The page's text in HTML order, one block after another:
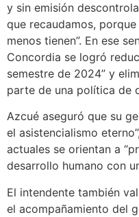
y sin emisión
que recaudamos,
menos tienen”. En ese
Concordia se logró
semestre de 2024” y
parte de una política de
Azcué aseguró que su
el asistencialismo
actuales se orientan a
desarrollo humano con
El intendente también
el acompañamiento del